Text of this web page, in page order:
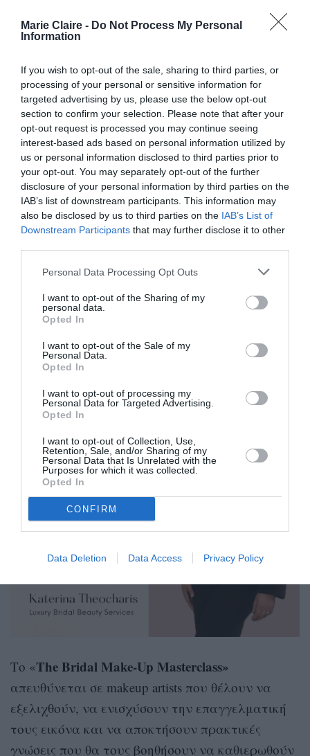
Marie Claire - Do Not Process My Personal
Information
If you wish to opt-out of the sale, sharing to third parties, or
processing of your personal or sensitive information for
targeted advertising by us, please use the below opt-out
section to confirm your selection. Please note that after your
opt-out request is processed you may continue seeing
interest-based ads based on personal information utilized by
us or personal information disclosed to third parties prior to
your opt-out. You may separately opt-out of the further
disclosure of your personal information by third parties on the
IAB’s list of downstream participants. This information may
also be disclosed by us to third parties on the IAB’s List of
Downstream Participants that may further disclose it to other
Personal Data Processing Opt Outs
I want to opt-out of the Sharing of my
personal data.
Opted In
I want to opt-out of the Sale of my
Personal Data.
Opted In
I want to opt-out of processing my
Personal Data for Targeted Advertising.
Opted In
I want to opt-out of Collection, Use,
Retention, Sale, and/or Sharing of my
Personal Data that Is Unrelated with the
Purposes for which it was collected.
Opted In
CONFIRM
Data Deletion Data Access Privacy Policy
Πώς να χτίσει ένα ισχυρό
επαγγελματικό προφίλ και brand
πελάτες και vendors του χώρου
Πώς να προσφέρει μια εμπειρία που
υπερβαίνει το απλό νυφικό μακιγιάζ
Και φυσικά, τοmasterclassτηςKaterina
Theocharisθα ολοκληρωθεί με έναlive bridal
makeup demonstration, όπου η ίδια θα
παρουσιάσει τηsignature τεχνικήτης
εξηγώντας με λεπτομέρεια το κάθε βήμα που
επιδερμίδας μέχρι τις τελικές λεπτομέρειες που
εξασφαλίζουν ένα άψογο αποτέλεσμα με
μεγάλη διάρκεια.
Το «The Bridal Make-Up Masterclass»
απευθύνεται σε makeup artists που θέλουν να
εξελιχθούν, να ενισχύσουν την επαγγελματική
τους εικόνα και να αποκτήσουν πρακτικές
γνώσεις που θα τους βοηθήσουν να καθιερωθούν